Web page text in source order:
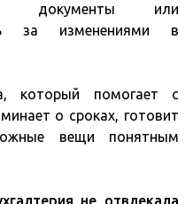
документы или
за изменениями в
который помогает с
о сроках, готовит
вещи понятным
не отвлекала